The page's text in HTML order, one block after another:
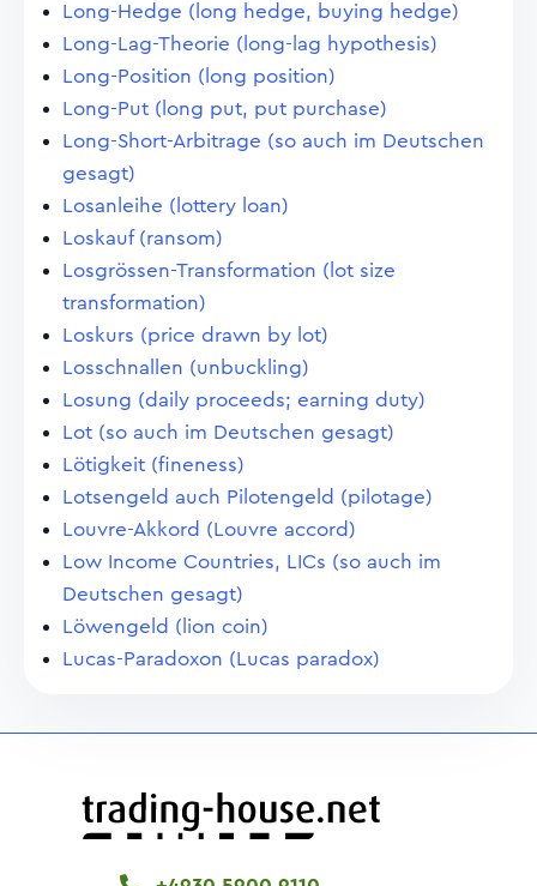
Long-Hedge (long hedge, buying hedge)
Long-Lag-Theorie (long-lag hypothesis)
Long-Position (long position)
Long-Put (long put, put purchase)
Long-Short-Arbitrage (so auch im Deutschen
gesagt)
Losanleihe (lottery loan)
Loskauf (ransom)
Losgrössen-Transformation (lot size
transformation)
Loskurs (price drawn by lot)
Losschnallen (unbuckling)
Losung (daily proceeds; earning duty)
Lot (so auch im Deutschen gesagt)
Lötigkeit (fineness)
Lotsengeld auch Pilotengeld (pilotage)
Louvre-Akkord (Louvre accord)
Low Income Countries, LICs (so auch im
Deutschen gesagt)
Löwengeld (lion coin)
Lucas-Paradoxon (Lucas paradox)